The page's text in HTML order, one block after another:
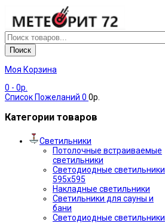
Поиск
Моя Корзина
0 - 0р.
Список Пожеланий 0 0р.
Категории товаров
Светильники
Потолочные встраиваемые
светильники
Светодиодные светильники
595х595
Накладные светильники
Светильники для сауны и
бани
Светодиодные светильники